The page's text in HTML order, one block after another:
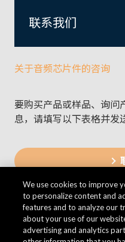
联系我们
关于音频芯片件的咨询
要购买产品或样品、询问
息，请填写以下表格并发
We use cookies to improve
to personalize content and
features and to analyze our
about your use of our
advertising and analytics